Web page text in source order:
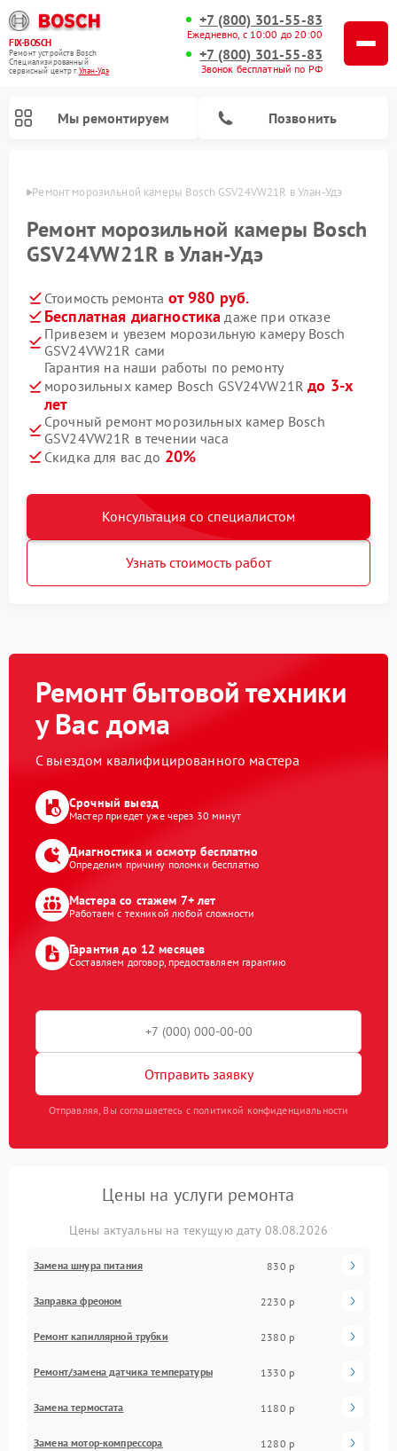
FIX-BOSCH
Ремонт устройств Bosch
Специализированный
cервисный центр г.Улан-Удэ
+7 (800) 301-55-83
Ежедневно, с 10:00 до 20:00
+7 (800) 301-55-83
Звонок бесплатный по РФ
Мы ремонтируем Позвонить
Удэ Ремонт морозильной камеры Bosch GSV24VW21R в Улан-Удэ
Ремонт морозильной камеры Bosch
GSV24VW21R в Улан-Удэ
Стоимость ремонта от 980 руб.
Бесплатная диагностика даже при отказе
Привезем и увезем морозильную камеру Bosch
GSV24VW21R сами
Гарантия на наши работы по ремонту
морозильных камер Bosch GSV24VW21Rдо 3-х
лет
Срочный ремонт морозильных камер Bosch
GSV24VW21R в течении часа
Скидка для вас до 20%
Консультация со специалистом
Узнать стоимость работ
Ремонт бытовой техники
у Вас дома
С выездом квалифицированного мастера
Срочный выезд
Мастер приедет уже через 30 минут
Диагностика и осмотр бесплатно
Определим причину поломки бесплатно
Мастера со стажем 7+ лет
Работаем с техникой любой сложности
Гарантия до 12 месяцев
Составляем договор, предоставляем гарантию
Отправить заявку
Отправляя, Вы соглашаетесь с политикой конфиденциальности
Цены на услуги ремонта
Цены актуальны на текущую дату 08.08.2026
Замена шнура питания 830 р
Заправка фреоном 2230 р
Ремонт капиллярной трубки 2380 р
Ремонт/замена датчика температуры 1330 р
Замена термостата 1180 р
Замена мотор-компрессора 1280 р